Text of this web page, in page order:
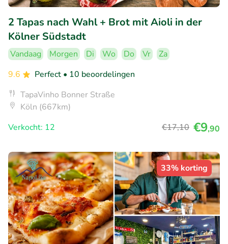
2 Tapas nach Wahl + Brot mit Aioli in der
Kölner Südstadt
Vandaag Morgen Di Wo Do Vr
Za
9.6
Perfect • 10 beoordelingen
TapaVinho Bonner Straße
Köln (667km)
Verkocht: 12
€17,10 €9,90
33% korting